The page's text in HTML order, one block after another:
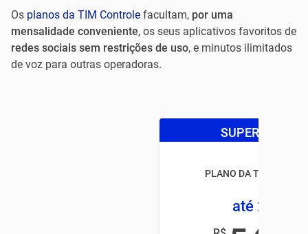
Os planos da TIM Controle facultam, por uma
mensalidade conveniente, os seus aplicativos favoritos de
redes sociais sem restrições de uso, e minutos ilimitados
de voz para outras operadoras.
SUPER OFERTA
PLANO DA TIM
até 25GB